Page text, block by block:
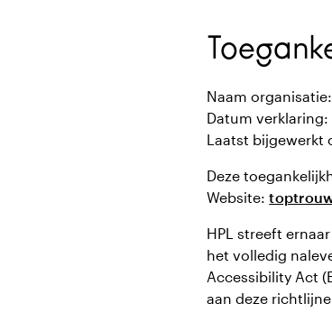
Naam
Datum verklaring:
Laatst bijgewerkt
Deze
Website:
HPL streeft
het volledig
Accessibility Act
aan deze